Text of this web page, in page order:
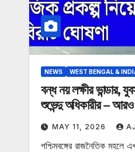
NEWS WEST BENGAL &
বন্ধ নয় লক্ষীর ভান্ডার,
শুভেন্দু অধিকারীর –
MAY 11, 2026
পশ্চিমবঙ্গের রাজনৈতিক মহলে